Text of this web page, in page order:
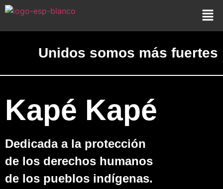
Unidos somos más fuertes
Kapé Kapé
Dedicada a la protección
de los derechos humanos
de los pueblos indígenas.